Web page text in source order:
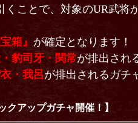
ことで、対象のUR武将
箱』 が確定となります！
豹司牙・関常が排出され
・我呂が排出されるガチ
クアップガチャ開催！】